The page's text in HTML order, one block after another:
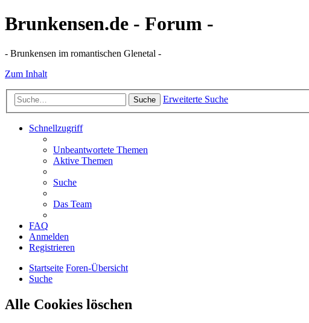
Brunkensen.de - Forum -
- Brunkensen im romantischen Glenetal -
Zum Inhalt
Suche Erweiterte Suche
Schnellzugriff
Unbeantwortete Themen
Aktive Themen
Suche
Das Team
FAQ
Anmelden
Registrieren
Startseite Foren-Übersicht
Suche
Alle Cookies löschen